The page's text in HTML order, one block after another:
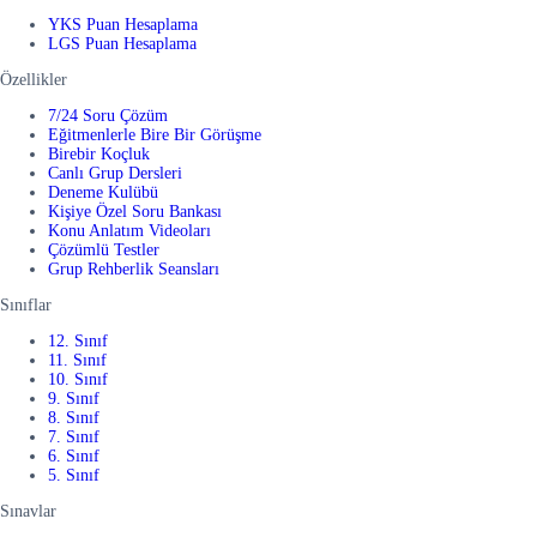
YKS Puan Hesaplama
LGS Puan Hesaplama
Özellikler
7/24 Soru Çözüm
Eğitmenlerle Bire Bir Görüşme
Birebir Koçluk
Canlı Grup Dersleri
Deneme Kulübü
Kişiye Özel Soru Bankası
Konu Anlatım Videoları
Çözümlü Testler
Grup Rehberlik Seansları
Sınıflar
12. Sınıf
11. Sınıf
10. Sınıf
9. Sınıf
8. Sınıf
7. Sınıf
6. Sınıf
5. Sınıf
Sınavlar